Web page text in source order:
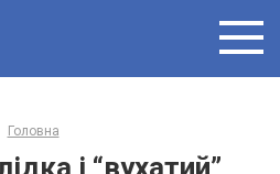
Головна
і “вухатий”